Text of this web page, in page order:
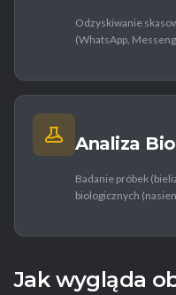
Odzyskiwanie
(WhatsApp,
Analiza
Badanie próbek
biologicznych
Jak wygląda